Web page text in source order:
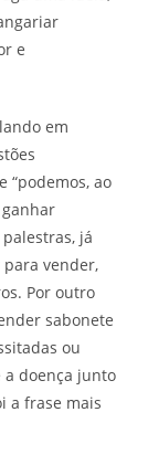
e
em
“podemos, ao
já
vender,
Por outro
sabonete
ou
a doença junto
a frase mais